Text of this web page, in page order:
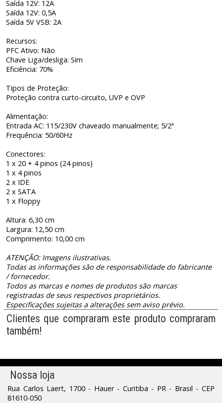
Saída 12V: 12A
Saída 12V: 0,5A
Saída 5V VSB: 2A
Recursos:
PFC Ativo: Não
Chave Liga/desliga: Sim
Eficiência: 70%
Tipos de Proteção:
Proteção contra curto-circuito, UVP e OVP
Alimentação:
Entrada AC: 115/230V chaveado manualmente; 5/2ª
Frequência: 50/60Hz
Conectores:
1 x 20 + 4 pinos (24 pinos)
1 x 4 pinos
2 x IDE
2 x SATA
1 x Floppy
Altura: 6,30 cm
Largura: 12,50 cm
Comprimento: 10,00 cm
ATENÇÃO: Imagens ilustrativas.
Todas as informações são de responsabilidade do fabricante
/ fornecedor.
Todos as marcas e nomes de produtos são marcas
registradas de seus respectivos proprietários.
Especificações sujeitas a alterações sem aviso prévio.
Clientes que compraram este produto compraram
também!
Nossa loja
Rua Carlos Laert, 1700 - Hauer - Curitiba - PR - Brasil - CEP
81610-050